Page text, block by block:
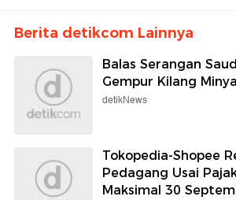
Berita detikcom Lainnya
Balas Serangan
Gempur Kilang
detikNews
Tokopedia-Shopee
Pedagang Usai
Maksimal 30